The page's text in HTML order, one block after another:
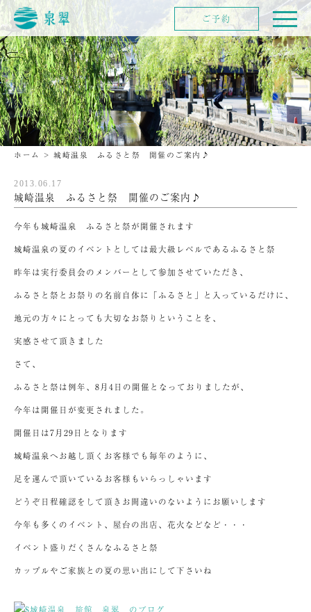
ホーム > 城崎温泉 ふるさと祭 開催のご案内♪
2013.06.17
城崎温泉 ふるさと祭 開催のご案内♪
今年も城崎温泉 ふるさと祭が開催されます
城崎温泉の夏のイベントとしては最大級レベルであるふるさと祭
昨年は実行委員会のメンバーとして参加させていただき、
ふるさと祭とお祭りの名前自体に「ふるさと」と入っているだけに、
地元の方々にとっても大切なお祭りということを、
実感させて頂きました
さて、
ふるさと祭は例年、8月4日の開催となっておりましたが、
今年は開催日が変更されました。
開催日は7月29日となります
城崎温泉へお越し頂くお客様でも毎年のように、
足を運んで頂いているお客様もいらっしゃいます
どうぞ日程確認をして頂きお間違いのないようにお願いします
今年も多くのイベント、屋台の出店、花火などなど・・・
イベント盛りだくさんなふるさと祭
カップルやご家族との夏の思い出にして下さいね
ご予約